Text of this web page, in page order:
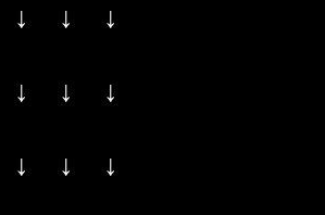
↓ ↓ ↓
↓ ↓ ↓
↓ ↓ ↓